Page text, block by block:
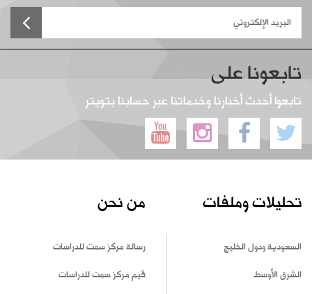
تابعونا على
تابعوا أحدث أخبارنا وخدماتنا عبر حسابنا بتويتر
تحليلات وملفات
السعودية ودول الخليج
الشرق الأوسط
من نحن
رسالة مركز سمت للدراسات
قيم مركز سمت للدراسات